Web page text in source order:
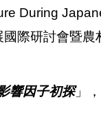
During
際研討會暨
響因子初探」